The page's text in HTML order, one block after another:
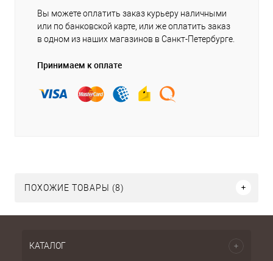
Вы можете оплатить заказ курьеру наличными
или по банковской карте, или же оплатить заказ
в одном из наших магазинов в Санкт-Петербурге.
Принимаем к оплате
ПОХОЖИЕ ТОВАРЫ (8)
КАТАЛОГ